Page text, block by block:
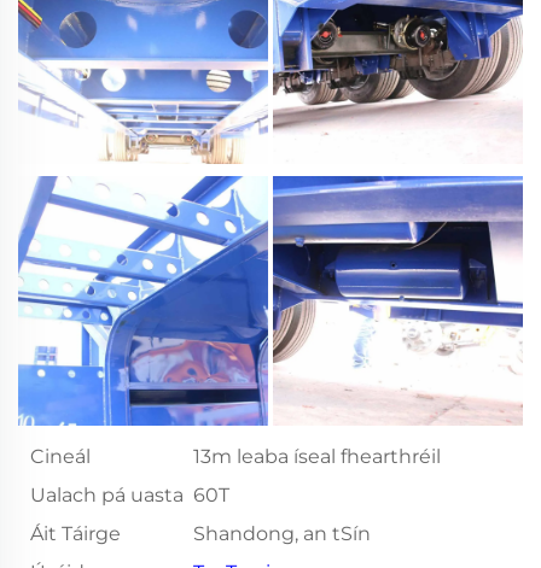
Cineál
13m leaba íseal fhearthréil
Ualach pá uasta 60T
Áit Táirge
Shandong, an tSín